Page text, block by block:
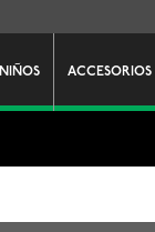
NIÑOS ACCESORIOS